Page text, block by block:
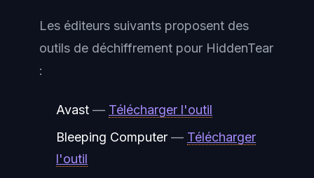
Les éditeurs suivants proposent des
outils de déchiffrement pour HiddenTear
:
Avast — Télécharger l'outil
Bleeping Computer — Télécharger
l'outil